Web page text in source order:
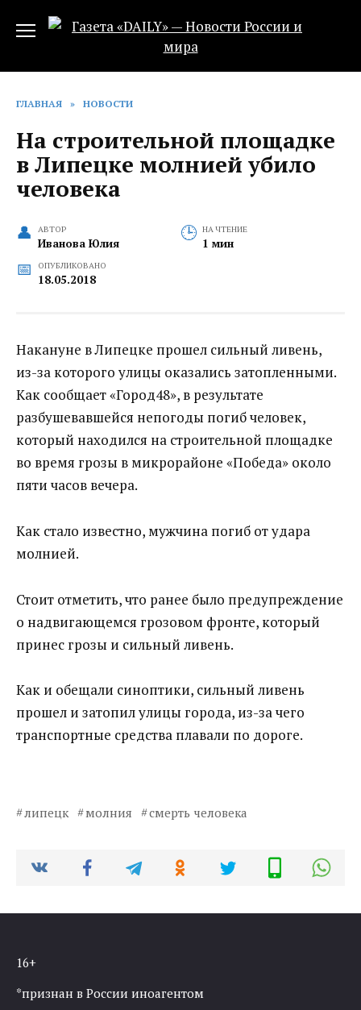
ГЛАВНАЯ » НОВОСТИ
На строительной площадке
в Липецке молнией убило
человека
АВТОР
Иванова Юлия
НА ЧТЕНИЕ
1 мин
ОПУБЛИКОВАНО
18.05.2018
Накануне в Липецке прошел сильный ливень,
из-за которого улицы оказались затопленными.
Как сообщает «Город48», в результате
разбушевавшейся непогоды погиб человек,
который находился на строительной площадке
во время грозы в микрорайоне «Победа» около
пяти часов вечера.
Как стало известно, мужчина погиб от удара
молнией.
Стоит отметить, что ранее было предупреждение
о надвигающемся грозовом фронте, который
принес грозы и сильный ливень.
Как и обещали синоптики, сильный ливень
прошел и затопил улицы города, из-за чего
транспортные средства плавали по дороге.
липецк молния смерть человека
16+
*признан в России иноагентом